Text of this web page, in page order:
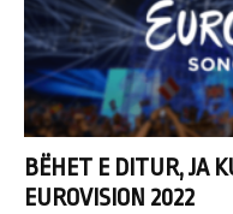
BËHET E DITUR, JA
EUROVISION 2022